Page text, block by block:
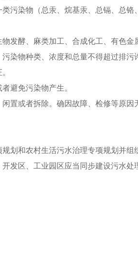
染物（总汞、烷基汞、总镉、总铬
酵、麻类加工、合成化工、有色金
物种类、浓度和总量不得超过排污
避免污染物产生。
或者拆除。确因故障、检修等原因
划和农村生活污水治理专项规划并组
发区、工业园区应当同步建设污水处